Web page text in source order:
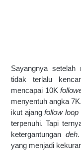
Sayangnya
tidak terlalu
mencapai 10K
menyentuh angka
ikut ajang follow loop
terpenuhi. Tapi
ketergantungan deh.
yang menjadi